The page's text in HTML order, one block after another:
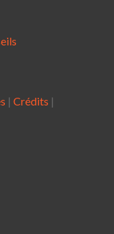
| Crédits |